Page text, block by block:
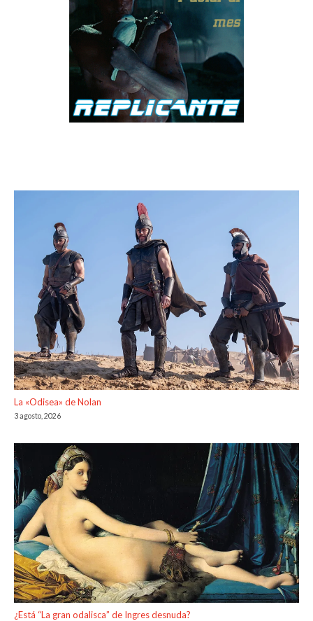
La «Odisea» de Nolan
3 agosto, 2026
¿Está “La gran odalisca” de Ingres desnuda?